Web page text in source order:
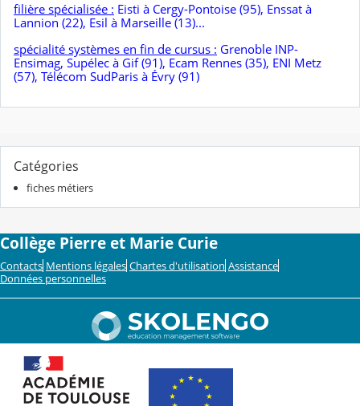
filière spécialisée : Eisti à Cergy-Pontoise (95), Enssat à
Lannion (22), Esil à Marseille (13)...
spécialité systèmes en fin de cursus : Grenoble INP-
Ensimag, Supélec à Gif (91), Ecam Rennes (35), ENI Metz
(57), Télécom SudParis à Évry (91)
Catégories
fiches métiers
Collège Pierre et Marie Curie
Contacts Mentions légales Chartes d'utilisation Assistance
Données personnelles